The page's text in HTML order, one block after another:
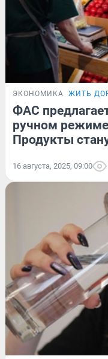
ЭКОНОМИКА ЖИТЬ
ФАС
ручном
Продукты
16 августа, 2025, 09:00